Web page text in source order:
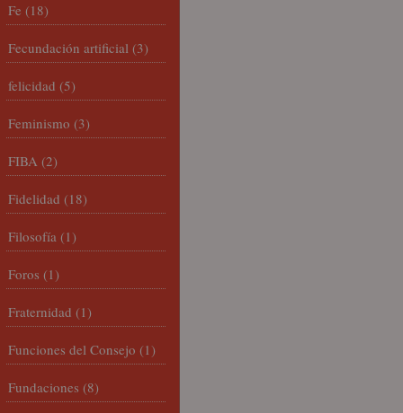
Fe (18)
Fecundación artificial (3)
felicidad (5)
Feminismo (3)
FIBA (2)
Fidelidad (18)
Filosofía (1)
Foros (1)
Fraternidad (1)
Funciones del Consejo (1)
Fundaciones (8)